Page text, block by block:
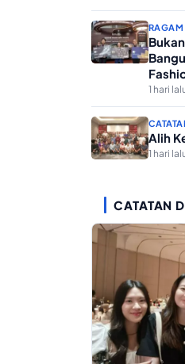
RAGAM
1 hari
Alih
1 hari
CATATAN